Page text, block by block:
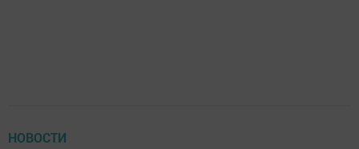
НОВОСТИ